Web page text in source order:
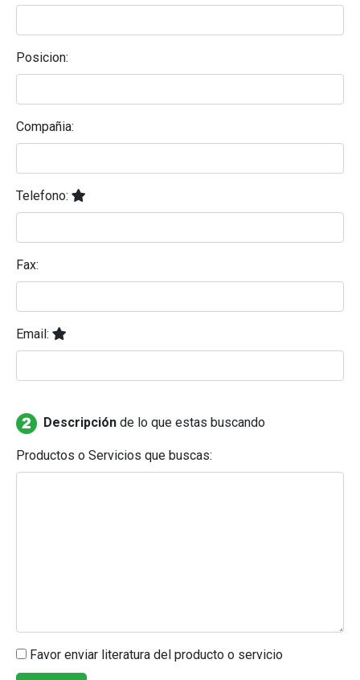
Posicion:
Compañia:
Telefono:
Fax:
Email:
Descripción de lo que estas buscando
Productos o Servicios que buscas:
Favor enviar literatura del producto o servicio